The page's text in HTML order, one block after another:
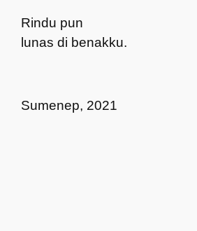
Rindu pun
lunas di benakku.
Sumenep, 2021